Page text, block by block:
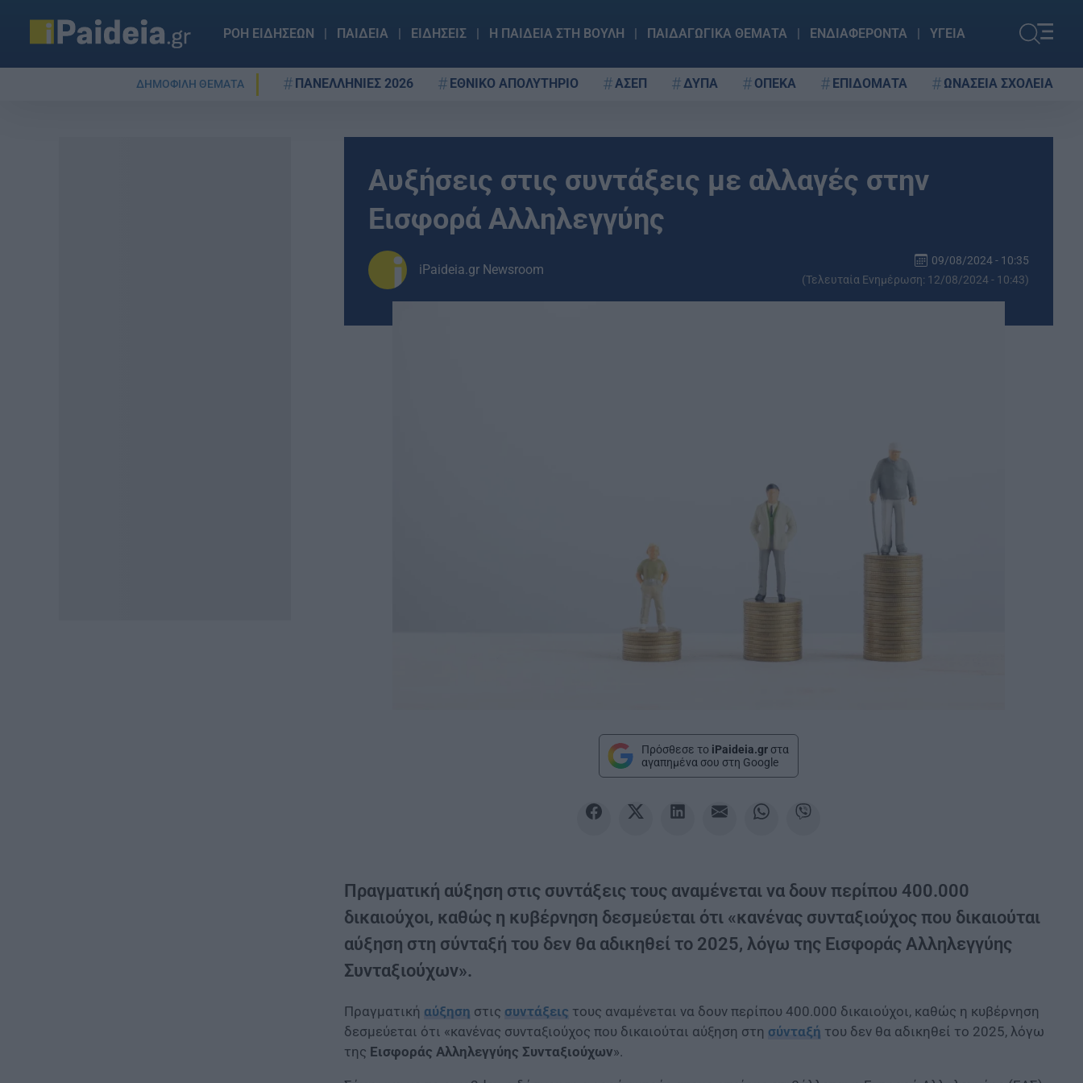
ΡΟΗ ΕΙΔΗΣΕΩΝ ΠΑΙΔΕΙΑ ΕΙΔΗΣΕΙΣ Η ΠΑΙΔΕΙΑ ΣΤΗ ΒΟΥΛΗ ΠΑΙΔΑΓΩΓΙΚΑ ΘΕΜΑΤΑ ΕΝΔΙΑΦΕΡΟΝΤΑ ΥΓΕΙΑ
ΔΗΜΟΦΙΛΗ ΘΕΜΑΤΑ ΠΑΝΕΛΛΗΝΙΕΣ 2026 ΕΘΝΙΚΟ ΑΠΟΛΥΤΗΡΙΟ ΑΣΕΠ ΔΥΠΑ ΟΠΕΚΑ ΕΠΙΔΟΜΑΤΑ ΩΝΑΣΕΙΑ ΣΧΟΛΕΙΑ
Αυξήσεις στις συντάξεις με αλλαγές στην
Εισφορά Αλληλεγγύης
iPaideia.gr Newsroom
09/08/2024 - 10:35
(Τελευταία Ενημέρωση: 12/08/2024 - 10:43)
Πρόσθεσε το iPaideia.gr στα
αγαπημένα σου στη Google
Πραγματική αύξηση στις συντάξεις τους αναμένεται να δουν περίπου 400.000
δικαιούχοι, καθώς η κυβέρνηση δεσμεύεται ότι «κανένας συνταξιούχος που δικαιούται
αύξηση στη σύνταξή του δεν θα αδικηθεί το 2025, λόγω της Εισφοράς Αλληλεγγύης
Συνταξιούχων».
Πραγματική αύξηση στις συντάξεις τους αναμένεται να δουν περίπου 400.000 δικαιούχοι, καθώς η κυβέρνηση
δεσμεύεται ότι «κανένας συνταξιούχος που δικαιούται αύξηση στη σύνταξή του δεν θα αδικηθεί το 2025, λόγω
της Εισφοράς Αλληλεγγύης Συνταξιούχων».